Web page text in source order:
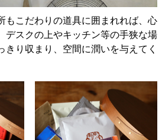
もこだわりの道具に囲まれれば、心
デスクの上やキッチン等の手狭な場
きり収まり、空間に潤いを与えてく